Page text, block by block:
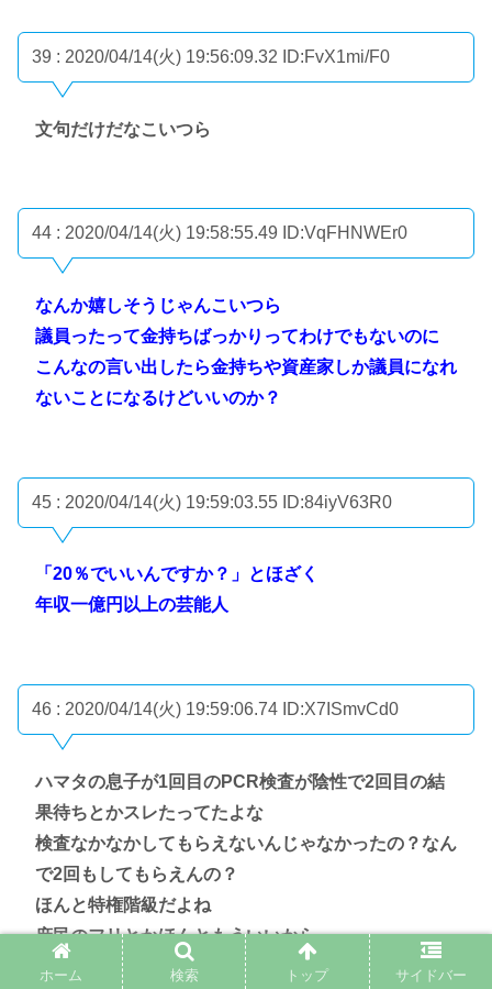
39 : 2020/04/14(火) 19:56:09.32 ID:FvX1mi/F0
文句だけだなこいつら
44 : 2020/04/14(火) 19:58:55.49 ID:VqFHNWEr0
なんか嬉しそうじゃんこいつら
議員ったって金持ちばっかりってわけでもないのに
こんなの言い出したら金持ちや資産家しか議員になれ
ないことになるけどいいのか？
45 : 2020/04/14(火) 19:59:03.55 ID:84iyV63R0
「20％でいいんですか？」とほざく
年収一億円以上の芸能人
46 : 2020/04/14(火) 19:59:06.74 ID:X7ISmvCd0
ハマタの息子が1回目のPCR検査が陰性で2回目の結
果待ちとかスレたってたよな
検査なかなかしてもらえないんじゃなかったの？なん
で2回もしてもらえんの？
ほんと特権階級だよね
庶民のフリとかほんともういいから
ホーム 検索 トップ サイドバー